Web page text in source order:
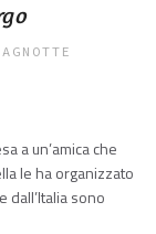
a un’amica che
le ha organizzato
dall’Italia sono